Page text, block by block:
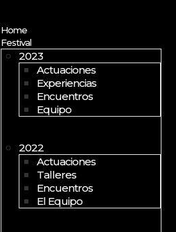
Home
Festival
2023
Actuaciones
Experiencias
Encuentros
Equipo
2022
Actuaciones
Talleres
Encuentros
El Equipo